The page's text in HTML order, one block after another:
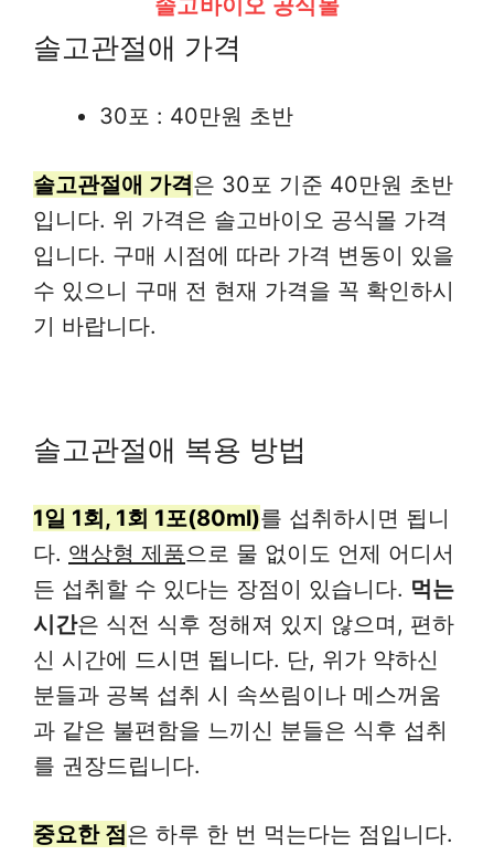
솔고바이오 공식몰
솔고관절애 가격
30포 : 40만원 초반
솔고관절애 가격은 30포 기준 40만원 초반
입니다. 위 가격은 솔고바이오 공식몰 가격
입니다. 구매 시점에 따라 가격 변동이 있을
수 있으니 구매 전 현재 가격을 꼭 확인하시
기 바랍니다.
솔고관절애 복용 방법
1일 1회, 1회 1포(80ml)를 섭취하시면 됩니
다. 액상형 제품으로 물 없이도 언제 어디서
든 섭취할 수 있다는 장점이 있습니다. 먹는
시간은 식전 식후 정해져 있지 않으며, 편하
신 시간에 드시면 됩니다. 단, 위가 약하신
분들과 공복 섭취 시 속쓰림이나 메스꺼움
과 같은 불편함을 느끼신 분들은 식후 섭취
를 권장드립니다.
중요한 점은 하루 한 번 먹는다는 점입니다.